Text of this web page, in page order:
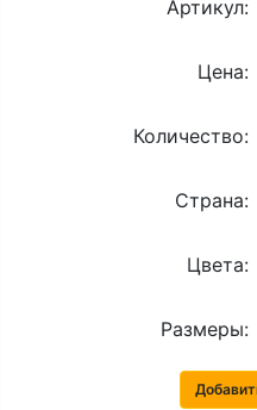
Артикул:
Цена:
Количество:
Страна:
Цвета:
Размеры: